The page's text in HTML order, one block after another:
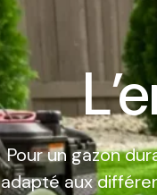
Pour un gazon
adapté aux